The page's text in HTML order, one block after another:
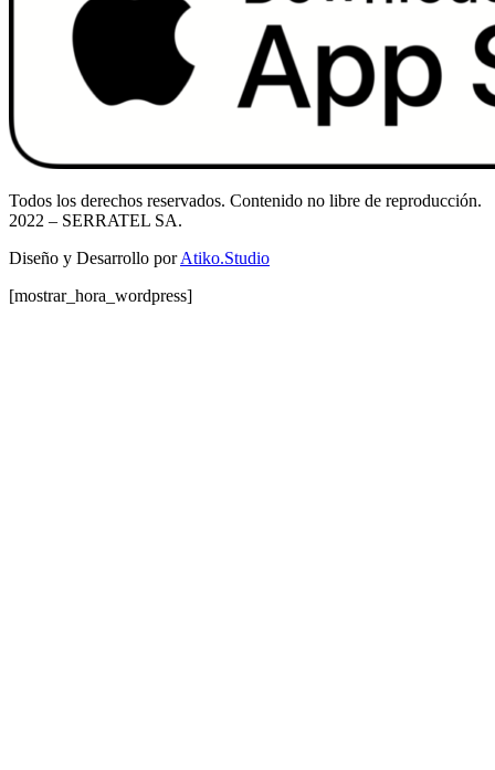
Todos los derechos reservados. Contenido no libre de reproducción.
2022 – SERRATEL SA.
Diseño y Desarrollo porAtiko.Studio
[mostrar_hora_wordpress]